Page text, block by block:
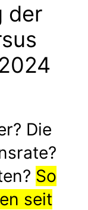
der
Die
So
seit